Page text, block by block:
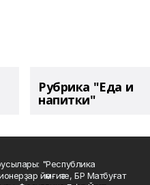
Рубрика "Еда и
напитки"
"Республика
йәмғиәте, БР Матбуғат